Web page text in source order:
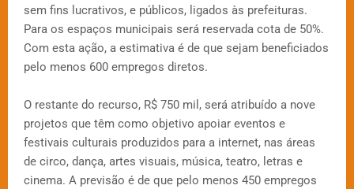
sem fins lucrativos, e públicos, ligados às prefeituras.
Para os espaços municipais será reservada cota de 50%.
Com esta ação, a estimativa é de que sejam beneficiados
pelo menos 600 empregos diretos.
O restante do recurso, R$ 750 mil, será atribuído a nove
projetos que têm como objetivo apoiar eventos e
festivais culturais produzidos para a internet, nas áreas
de circo, dança, artes visuais, música, teatro, letras e
cinema. A previsão é de que pelo menos 450 empregos